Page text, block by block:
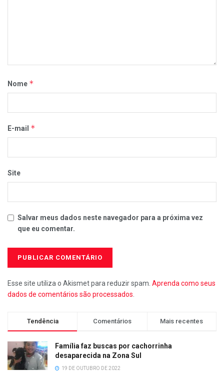
Nome *
E-mail *
Site
Salvar meus dados neste navegador para a próxima vez
que eu comentar.
Esse site utiliza o Akismet para reduzir spam. Aprenda como seus
dados de comentários são processados
Tendência Comentários Mais recentes
Família faz buscas por cachorrinha
desaparecida na Zona Sul
19 DE OUTUBRO DE 2022